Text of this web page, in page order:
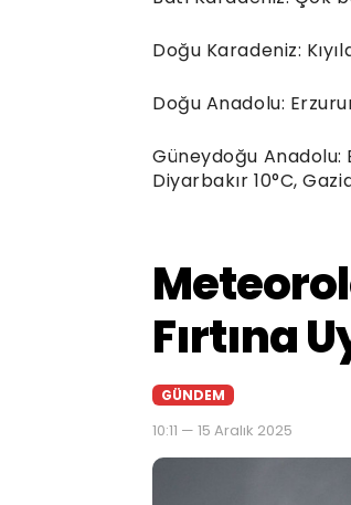
Doğu Karadeniz:
Doğu Anadolu:
Güneydoğu
Diyarbakır 10°C,